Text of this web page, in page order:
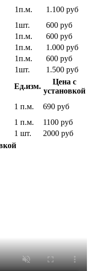
1п.м.
1.100 руб
1шт.
600 руб
1п.м.
600 руб
1п.м.
1.000 руб
1п.м.
600 руб
1шт.
1.500 руб
Ед.изм.
Цена с
установкой
1 п.м.
690 руб
1 п.м.
1100 руб
1 шт.
2000 руб